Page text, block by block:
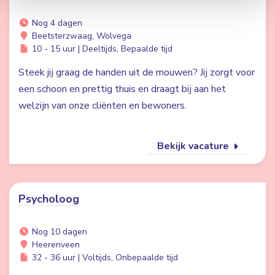
Nog 4 dagen
Beetsterzwaag, Wolvega
10 - 15 uur | Deeltijds, Bepaalde tijd
Steek jij graag de handen uit de mouwen? Jij zorgt voor
een schoon en prettig thuis en draagt bij aan het
welzijn van onze cliënten en bewoners.
Bekijk vacature
Psycholoog
Nog 10 dagen
Heerenveen
32 - 36 uur | Voltijds, Onbepaalde tijd